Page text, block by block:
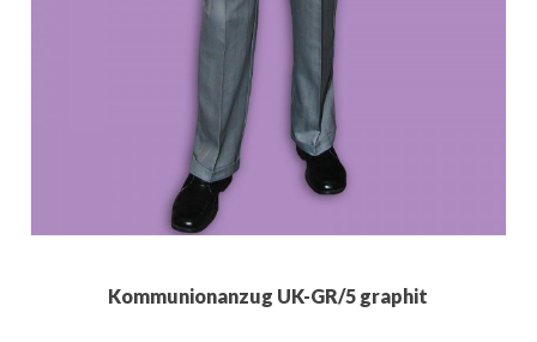
Kommunionanzug UK-GR/5 graphit